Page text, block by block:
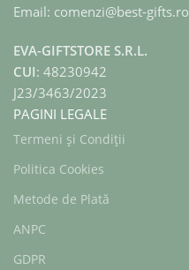
Email: comenzi@best-gifts.ro
EVA-GIFTSTORE S.R.L.
CUI: 48230942
J23/3463/2023
PAGINI LEGALE
Termeni și Condiții
Politica Cookies
Metode de Plată
ANPC
GDPR